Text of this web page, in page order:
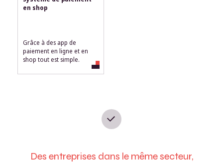
en shop
Grâce à des app de
paiement en ligne et en
shop tout est simple.
Des entreprises dans le même secteur,